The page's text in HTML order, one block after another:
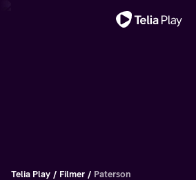
Telia Play Filmer Paterson